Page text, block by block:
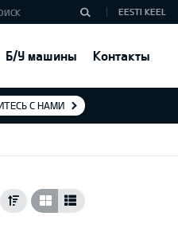
Б/У машины Контакты
EESTI KEEL
С НАМИ